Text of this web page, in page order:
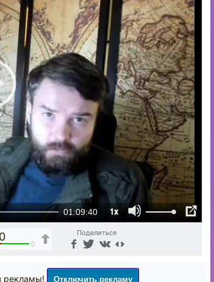
01:09:40 1x
0
0
Поделиться
рекламы! Отключить рекламу